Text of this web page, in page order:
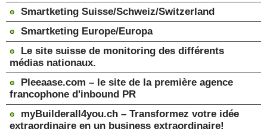
Smartketing Suisse/Schweiz/Switzerland
Smartketing Europe/Europa
Le site suisse de monitoring des différents
médias nationaux.
Pleeaase.com – le site de la première agence
francophone d'inbound PR
myBuilderall4you.ch – Transformez votre idée
extraordinaire en un business extraordinaire!